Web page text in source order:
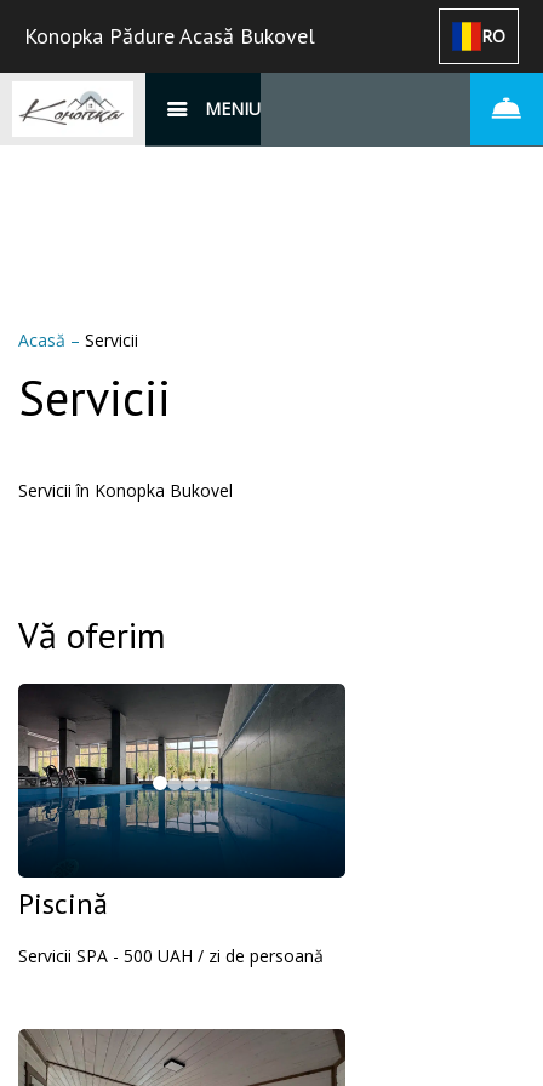
Konopka Pădure Acasă Bukovel RO
MENIU
Acasă – Servicii
Servicii
Servicii în Konopka Bukovel
Vă oferim
Piscină
Servicii SPA - 500 UAH / zi de persoană